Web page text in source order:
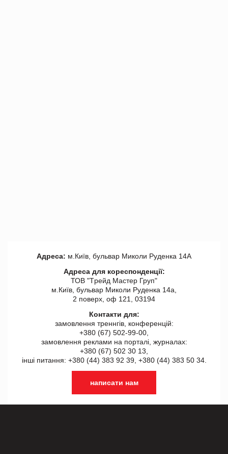
Адреса: м.Київ, бульвар Миколи Руденка 14А
Адреса для кореспонденції:
ТОВ "Tрейд Мастер Груп"
м.Київ, бульвар Миколи Руденка 14а,
2 поверх, оф 121, 03194
Контакти для:
замовлення треннгів, конференцій:
+380 (67) 502-99-00,
замовлення реклами на порталі, журналах:
+380 (67) 502 30 13,
інші питання: +380 (44) 383 92 39, +380 (44) 383 50 34.
написати нам